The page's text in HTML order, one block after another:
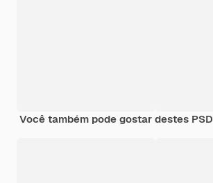
Você também pode gostar destes PSD